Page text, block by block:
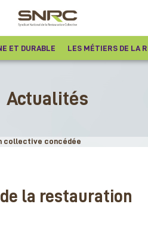
ET DURABLE LES MÉTIERS DE LA
Actualités
collective concédée
la restauration